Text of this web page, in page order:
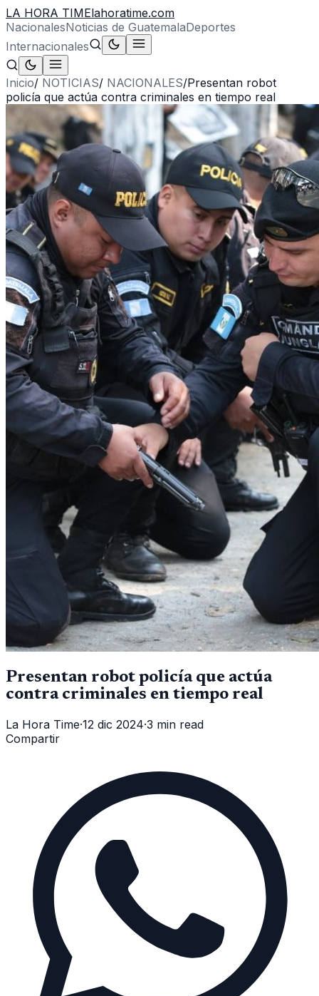
LA HORA TIMElahoratime.com
NacionalesNoticias de GuatemalaDeportes
Internacionales
Inicio/ NOTICIAS/ NACIONALES/Presentan robot
policía que actúa contra criminales en tiempo real
Presentan robot policía que actúa
contra criminales en tiempo real
La Hora Time·12 dic 2024·3 min read
Compartir